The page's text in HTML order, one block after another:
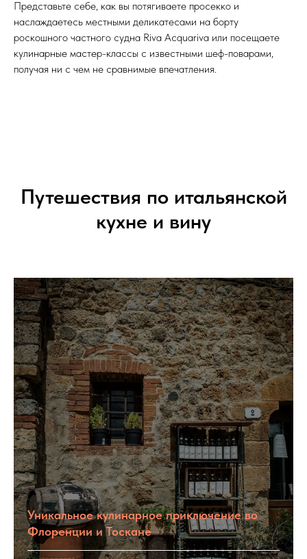
Представьте себе, как вы потягиваете просекко и
наслаждаетесь местными деликатесами на борту
роскошного частного судна Riva Acquariva или посещаете
кулинарные мастер-классы с известными шеф-поварами,
получая ни с чем не сравнимые впечатления.
Путешествия по итальянской
кухне и вину
Уникальное кулинарное приключение во
Флоренции и Тоскане